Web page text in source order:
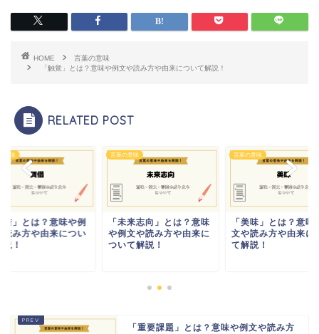
HOME
言葉の意味
「触覚」とは？意味や例文や読み方や由来について解説！
RELATED POST
意味
借」とは？意味や例
読み方や由来につい
！
言葉の意味
「未来志向」とは？意味
や例文や読み方や由来に
ついて解説！
言葉の意味
「美味」とは？意味
文や読み方や由来に
て解説！
「重要課題」とは？意味や例文や読み方